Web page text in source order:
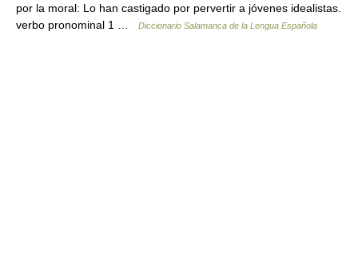
por la moral: Lo han castigado por pervertir a jóvenes idealistas.
verbo pronominal 1 …
Diccionario Salamanca de la Lengua Española